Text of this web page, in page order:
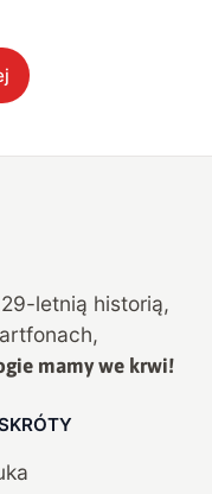
29-letnią historią,
mamy we krwi!